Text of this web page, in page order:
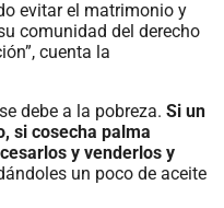
evitar el matrimonio y
comunidad del derecho
cuenta la
debe a la pobreza. Si un
si cosecha palma
y venderlos y
un poco de aceite